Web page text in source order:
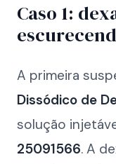
Caso 1:
A primeira
Dissódico de
solução
25091566. A